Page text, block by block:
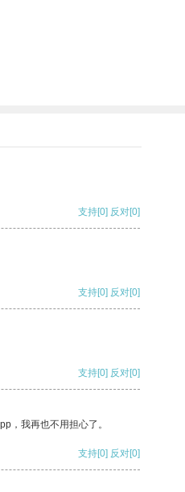
支持[0] 反对[0]
支持[0] 反对[0]
支持[0] 反对[0]
，我再也不用担心了。
支持[0] 反对[0]